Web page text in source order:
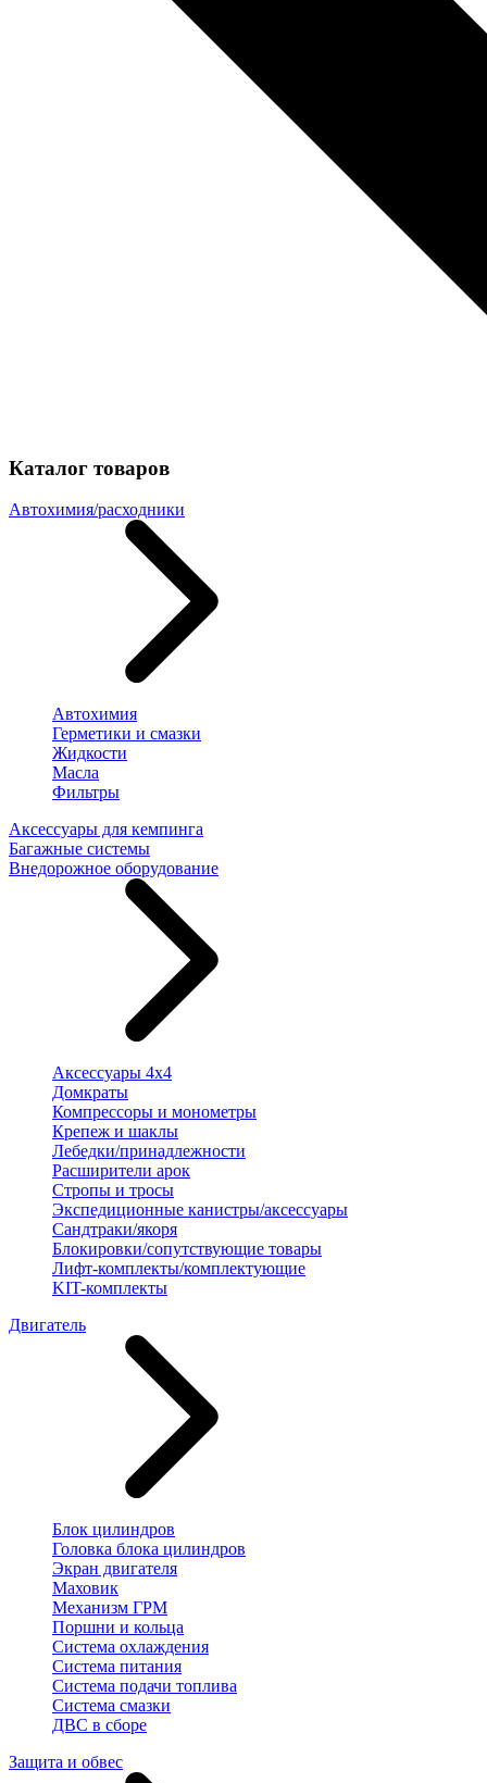
Каталог товаров
Автохимия/расходники
Автохимия
Герметики и смазки
Жидкости
Масла
Фильтры
Аксессуары для кемпинга
Багажные системы
Внедорожное оборудование
Аксессуары 4х4
Домкраты
Компрессоры и монометры
Крепеж и шаклы
Лебедки/принадлежности
Расширители арок
Стропы и тросы
Экспедиционные канистры/аксессуары
Сандтраки/якоря
Блокировки/сопутствующие товары
Лифт-комплекты/комплектующие
KIT-комплекты
Двигатель
Блок цилиндров
Головка блока цилиндров
Экран двигателя
Маховик
Механизм ГРМ
Поршни и кольца
Система охлаждения
Система питания
Система подачи топлива
Система смазки
ДВС в сборе
Защита и обвес